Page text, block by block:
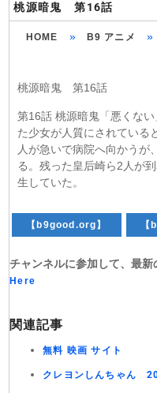
桃源暗鬼 第16話
HOME » B9 アニメ »
桃源暗鬼 第16話
第16話 桃源暗鬼「悪くな
た少女が人質にされている
人が急いで病院へ向かうが
る。残った皇后崎ら2人が
生していた。
【b9good.org】 【
チャンネルに参加して、最
Here
関連記事
無料 映画 サイト
クレヨンしんちゃん